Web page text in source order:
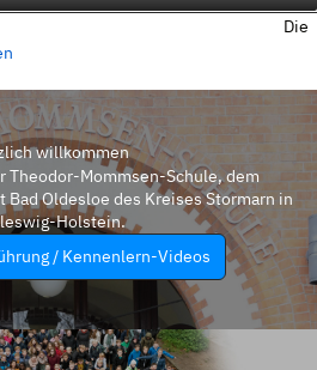
willkommen
Theodor-Mommsen-Schule, dem
Oldesloe des Kreises Stormarn in
Holstein.
/ Kennenlern-Videos